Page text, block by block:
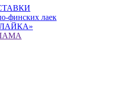
финских лаек